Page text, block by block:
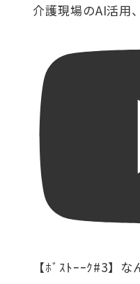
介護現場のAI活用
【ﾎﾞｽﾄｰｰｸ#3】